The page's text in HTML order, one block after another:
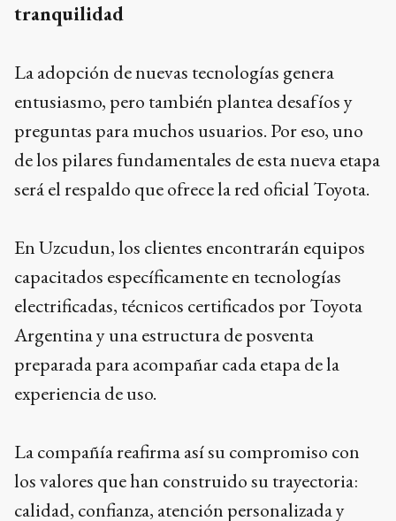
tranquilidad
La adopción de nuevas tecnologías genera
entusiasmo, pero también plantea desafíos y
preguntas para muchos usuarios. Por eso, uno
de los pilares fundamentales de esta nueva etapa
será el respaldo que ofrece la red oficial Toyota.
En Uzcudun, los clientes encontrarán equipos
capacitados específicamente en tecnologías
electrificadas, técnicos certificados por Toyota
Argentina y una estructura de posventa
preparada para acompañar cada etapa de la
experiencia de uso.
La compañía reafirma así su compromiso con
los valores que han construido su trayectoria:
calidad, confianza, atención personalizada y